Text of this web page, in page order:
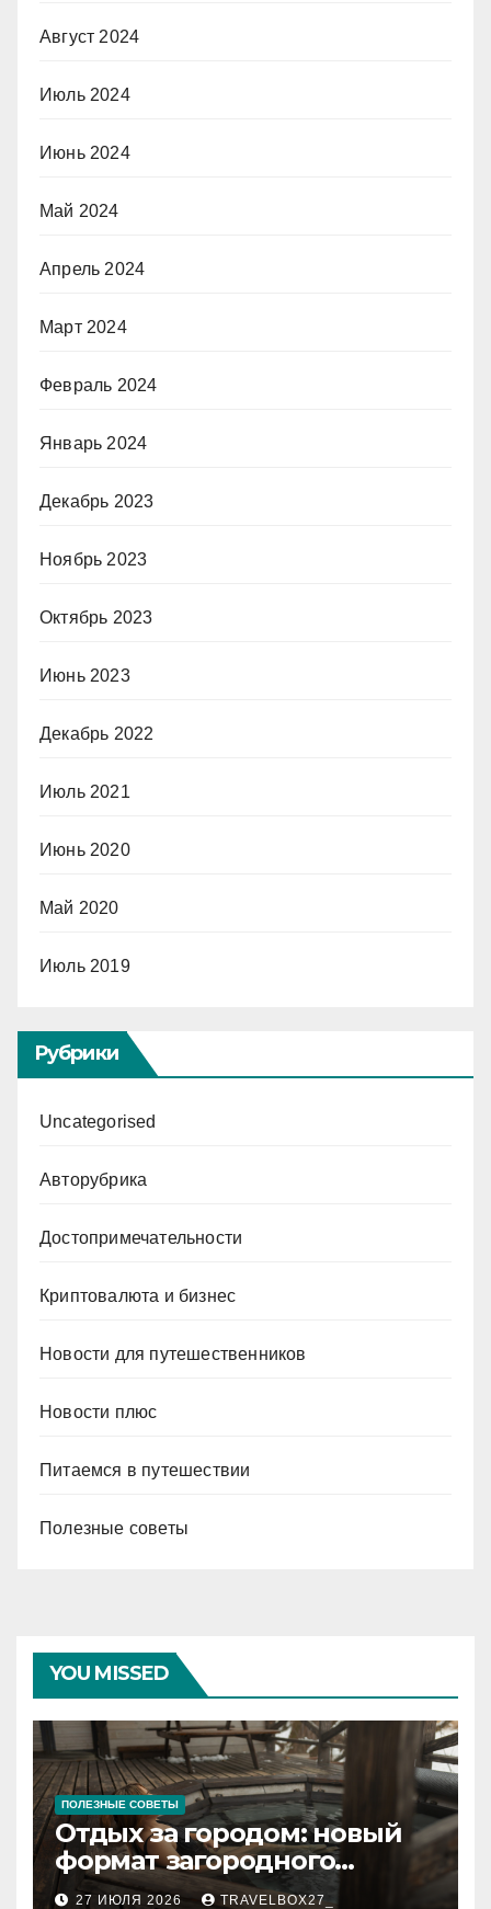
Август 2024
Июль 2024
Июнь 2024
Май 2024
Апрель 2024
Март 2024
Февраль 2024
Январь 2024
Декабрь 2023
Ноябрь 2023
Октябрь 2023
Июнь 2023
Декабрь 2022
Июль 2021
Июнь 2020
Май 2020
Июль 2019
Рубрики
Uncategorised
Авторубрика
Достопримечательности
Криптовалюта и бизнес
Новости для путешественников
Новости плюс
Питаемся в путешествии
Полезные советы
YOU MISSED
ПОЛЕЗНЫЕ СОВЕТЫ
Отдых за городом: новый
формат загородного
релакса
27 ИЮЛЯ 2026 TRAVELBOX27_